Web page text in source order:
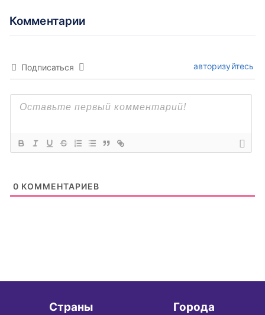
Комментарии
Подписаться авторизуйтесь
0 КОММЕНТАРИЕВ
Страны Города